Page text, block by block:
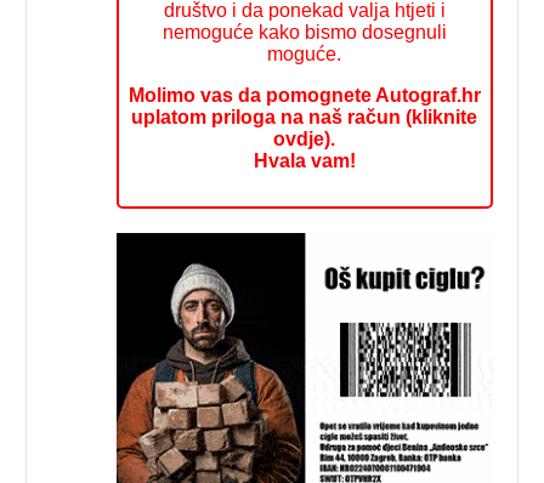
društvo i da ponekad valja htjeti i
nemoguće kako bismo dosegnuli
moguće.
Molimo vas da pomognete Autograf.hr
uplatom priloga na naš račun (kliknite
ovdje).
Hvala vam!